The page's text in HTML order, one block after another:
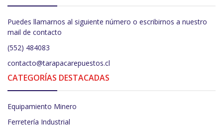
Puedes llamarnos al siguiente número o escribirnos a nuestro
mail de contacto
(552) 484083
contacto@tarapacarepuestos.cl
CATEGORÍAS DESTACADAS
Equipamiento Minero
Ferretería Industrial